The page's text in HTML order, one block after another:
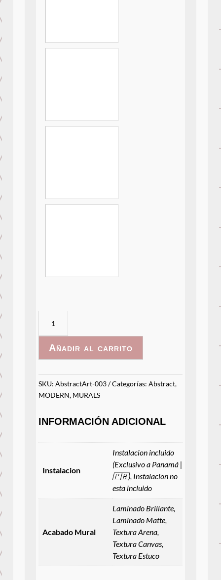
Abstracto
-
003
cantidad
Añadir al carrito
SKU: AbstractArt-003 Categorías: Abstract,
MODERN, MURALS
INFORMACIÓN ADICIONAL
Instalacion
Instalacion incluido
(Exclusivo a Panamá |
🇵🇦), Instalacion no
esta incluido
Acabado Mural
Laminado Brillante,
Laminado Matte,
Textura Arena,
Textura Canvas,
Textura Estuco